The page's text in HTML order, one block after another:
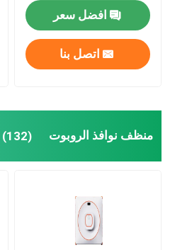
افضل سعر
اتصل بنا
منظف ​​نوافذ الروبوت (132)